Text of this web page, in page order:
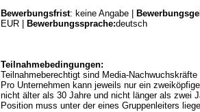
Bewerbungsfrist: keine Angabe |
EUR |
Bewerbungssprache:deutsch
Teilnahmebedingungen:
Teilnahmeberechtigt sind Media-
Pro Unternehmen kann jeweils nur ein
nicht älter als 30 Jahre und nicht länger als zwei
Position muss unter der eines Gruppenleiters